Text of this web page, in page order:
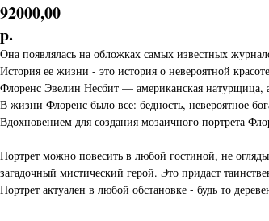
92000,00
р.
Она появлялась на обложках самых известных
История ее жизни - это история о невероятной
Флоренс Эвелин Несбит — американская натурщица,
В жизни Флоренс было все: бедность, невероятное
Вдохновением для создания мозаичного портрета
Портрет можно повесить в любой гостиной, не
загадочный мистический герой. Это придаст
Портрет актуален в любой обстановке - будь то